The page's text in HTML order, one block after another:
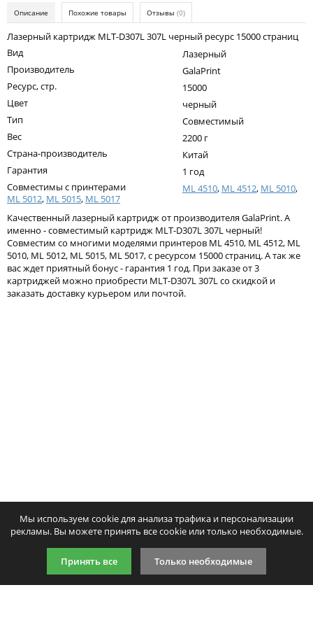
Kodak
Konica Minolta
Lexmark
Ricoh
Sharp
Toshiba
Xerox
Для франкировальной машины
Ленточные картриджи
Описание Похожие товары Отзывы (0)
Лазерный картридж MLT-D307L 307L черный ресурс 15000 страниц
Вид
Лазерный
Производитель
GalaPrint
Ресурс, стр.
15000
Цвет
черный
Тип
Совместимый
Вес
2200 г
Страна-производитель
Китай
Гарантия
1 год
Совместимы с принтерами
ML 4510, ML 4512, ML 5010,
ML 5012, ML 5015, ML 5017
Качественный лазерный картридж от производителя GalaPrint. А
именно - совместимый картридж MLT-D307L 307L черный!
Совместим со многими моделями принтеров ML 4510, ML 4512, ML
5010, ML 5012, ML 5015, ML 5017, с ресурсом 15000 страниц. А так же
вас ждет приятный бонус - гарантия 1 год. При заказе от 3
картриджей можно приобрести MLT-D307L 307L со скидкой и
заказать доставку курьером или почтой.
Введите код, указанный на картинке:
Продолжить
Мы используем cookie для анализа трафика и персонализации
рекламы. Вы можете принять все cookie или только необходимые.
Принять все Только необходимые